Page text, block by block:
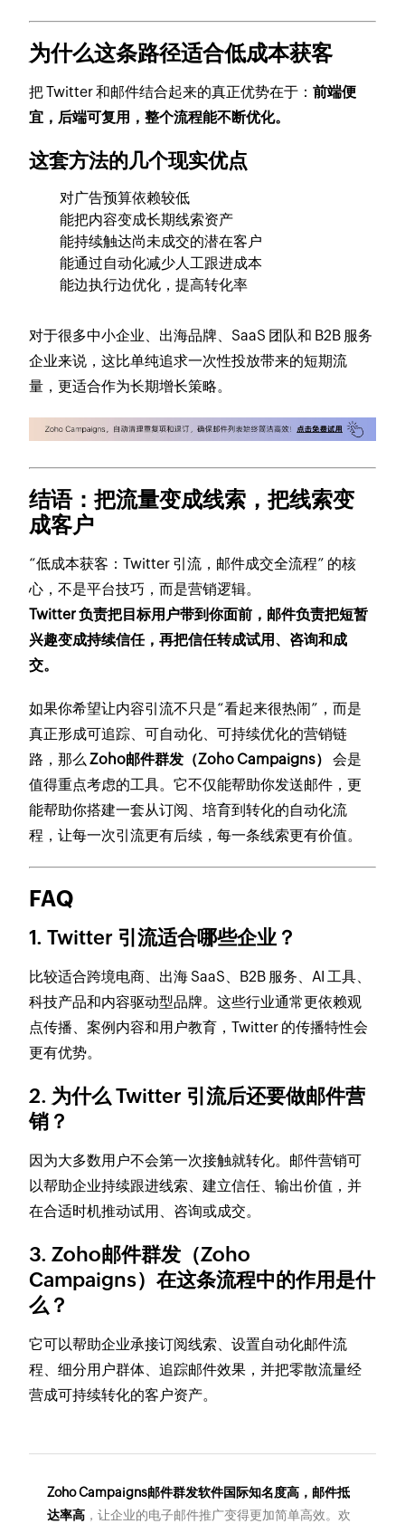
为什么这条路径适合低成本获客
把 Twitter 和邮件结合起来的真正优势在于：前端便
宜，后端可复用，整个流程能不断优化。
这套方法的几个现实优点
对广告预算依赖较低
能把内容变成长期线索资产
能持续触达尚未成交的潜在客户
能通过自动化减少人工跟进成本
能边执行边优化，提高转化率
对于很多中小企业、出海品牌、SaaS 团队和 B2B 服务
企业来说，这比单纯追求一次性投放带来的短期流
量，更适合作为长期增长策略。
结语：把流量变成线索，把线索变
成客户
“低成本获客：Twitter 引流，邮件成交全流程” 的核
心，不是平台技巧，而是营销逻辑。
Twitter 负责把目标用户带到你面前，邮件负责把短暂
兴趣变成持续信任，再把信任转成试用、咨询和成
交。
如果你希望让内容引流不只是“看起来很热闹”，而是
真正形成可追踪、可自动化、可持续优化的营销链
路，那么Zoho邮件群发（Zoho Campaigns）
会是
值得重点考虑的工具。它不仅能帮助你发送邮件，更
能帮助你搭建一套从订阅、培育到转化的自动化流
程，让每一次引流更有后续，每一条线索更有价值。
FAQ
1. Twitter 引流适合哪些企业？
比较适合跨境电商、出海 SaaS、B2B 服务、AI 工具、
科技产品和内容驱动型品牌。这些行业通常更依赖观
点传播、案例内容和用户教育，Twitter 的传播特性会
更有优势。
2. 为什么 Twitter 引流后还要做邮件营
销？
因为大多数用户不会第一次接触就转化。邮件营销可
以帮助企业持续跟进线索、建立信任、输出价值，并
在合适时机推动试用、咨询或成交。
3. Zoho邮件群发（Zoho
Campaigns）在这条流程中的作用是什
么？
它可以帮助企业承接订阅线索、设置自动化邮件流
程、细分用户群体、追踪邮件效果，并把零散流量经
营成可持续转化的客户资产。
Zoho Campaigns邮件群发软件国际知名度高，邮件抵
达率高，让企业的电子邮件推广变得更加简单高效。欢